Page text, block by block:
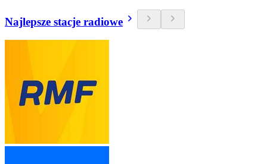
Najlepsze stacje radiowe